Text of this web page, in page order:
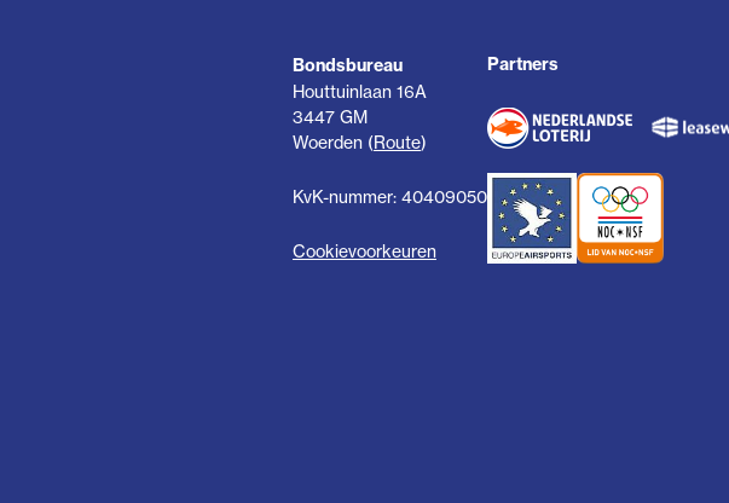
Bondsbureau
Houttuinlaan 16A
3447 GM
Woerden (Route)
KvK-nummer: 40409050
Cookievoorkeuren
Partners